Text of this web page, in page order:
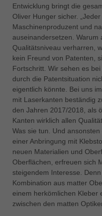
Entwicklung bringt die
Oliver Hunger sicher.
Maschinenproduzent und
auseinandersetzen. Warum
Qualitätsniveau verharren,
kein Freund von Patenten,
Fortschritt. Wir sehen es
durch die Patentsituation
eigentlich könnte. Bei uns
mit Laserkanten beständig
den Jahren 2017/2018, als
Kanten wirklich allen
Was sie tun. Und
einer Anbringung mit
neuen Materialien und
Oberflächen, erfreuen sich
steigendem Interesse.
Kombination aus matter
einem herkömlichen Kleber
zwischen den matten